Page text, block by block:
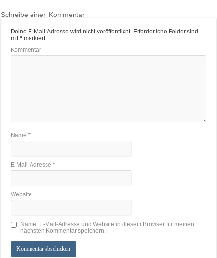
Schreibe einen Kommentar
Deine E-Mail-Adresse wird nicht veröffentlicht. Erforderliche Felder sind
mit* markiert
Kommentar
Name*
E-Mail-Adresse*
Website
Name, E-Mail-Adresse und Website in diesem Browser für meinen
nächsten Kommentar speichern.